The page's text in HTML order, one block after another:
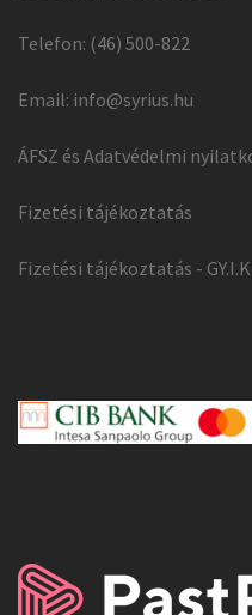
Telefon: (46) 500-822
Email: info@syrius.hu
ÁFSZ és Adatvédelmi
Fizetési tájékoztatás
Fizetési tájékoztatás - GY.I.K.